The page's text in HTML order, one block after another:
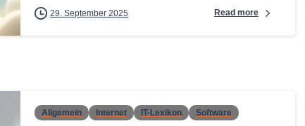
29. September 2025 Read more
Allgemein Internet IT-Lexikon Software